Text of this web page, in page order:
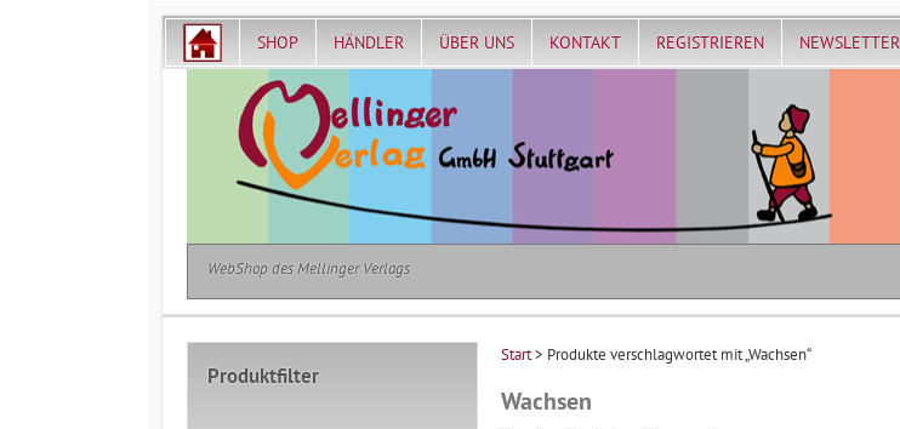
SHOP HÄNDLER ÜBER UNS KONTAKT REGISTRIEREN NEWSLETTER
WebShop des Mellinger Verlags
Start> Produkte verschlagwortet mit „Wachsen“
Wachsen
Produktfilter